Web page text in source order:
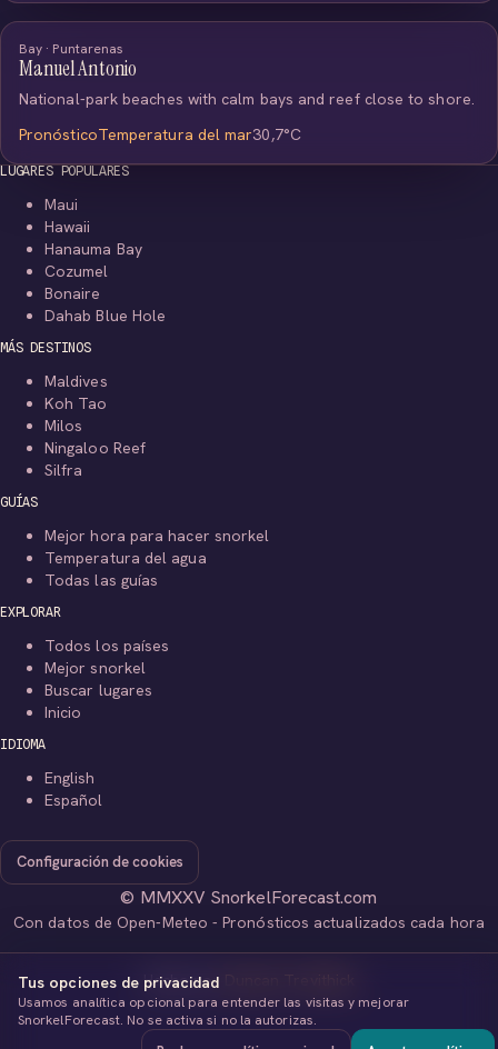
Bay · Puntarenas
Manuel Antonio
National-park beaches with calm bays and reef close to shore.
PronósticoTemperatura del mar30,7°C
Tus opciones de privacidad
Usamos analítica opcional para entender las visitas y mejorar
SnorkelForecast. No se activa si no la autorizas.
LUGARES POPULARES
Maui
Hawaii
Hanauma Bay
Cozumel
Bonaire
Dahab Blue Hole
MÁS DESTINOS
Maldives
Koh Tao
Milos
Ningaloo Reef
Silfra
GUÍAS
Mejor hora para hacer snorkel
Temperatura del agua
Todas las guías
EXPLORAR
Todos los países
Mejor snorkel
Buscar lugares
Inicio
IDIOMA
English
Español
Configuración de cookies
© MMXXV SnorkelForecast.com
Con datos de Open-Meteo - Pronósticos actualizados cada hora
Hecho por